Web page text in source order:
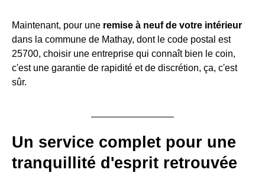
Maintenant, pour une remise à neuf de votre intérieur
dans la commune de Mathay, dont le code postal est
25700, choisir une entreprise qui connaît bien le coin,
c'est une garantie de rapidité et de discrétion, ça, c'est
sûr.
Un service complet pour une
tranquillité d'esprit retrouvée